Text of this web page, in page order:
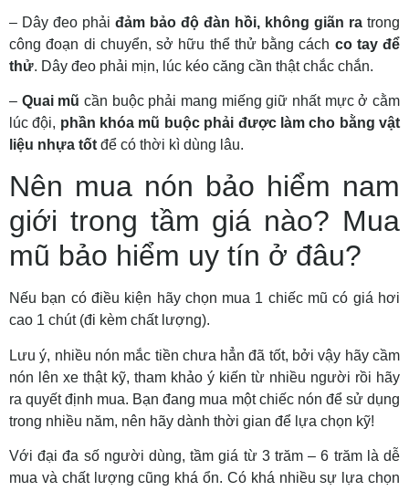
– Dây đeo phải đảm bảo độ đàn hồi, không giãn ra trong
công đoạn di chuyển, sở hữu thể thử bằng cách co tay để
thử. Dây đeo phải mịn, lúc kéo căng cần thật chắc chắn.
– Quai mũ cần buộc phải mang miếng giữ nhất mựcở cằm
lúc đội, phần khóa mũ buộc phải được làm cho bằngvật
liệu nhựa tốt để có thời kì dùng lâu.
Nên mua nón bảo hiểm nam
giới trong tầm giá nào? Mua
mũ bảo hiểm uy tín ở đâu?
Nếu bạn có điều kiện hãy chọn mua 1 chiếc mũ có giá hơi
cao 1 chút (đi kèm chất lượng).
Lưu ý, nhiều nón mắc tiền chưa hẳn đã tốt, bởi vậy hãy cầm
nón lên xe thật kỹ, tham khảo ý kiến từ nhiều người rồi hãy
ra quyết định mua. Bạn đang mua một chiếc nón để sử dụng
trong nhiều năm, nên hãy dành thời gian để lựa chọn kỹ!
Với đại đa số người dùng, tầm giá từ 3 trăm – 6 trăm là dễ
mua và chất lượng cũng khá ổn. Có khá nhiều sự lựa chọn